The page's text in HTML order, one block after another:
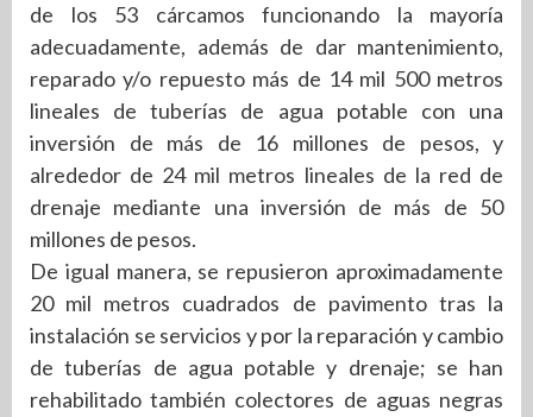
de los 53 cárcamos funcionando la mayoría
adecuadamente, además de dar mantenimiento,
reparado y/o repuesto más de 14 mil 500 metros
lineales de tuberías de agua potable con una
inversión de más de 16 millones de pesos, y
alrededor de 24 mil metros lineales de la red de
drenaje mediante una inversión de más de 50
millones de pesos.
De igual manera, se repusieron aproximadamente
20 mil metros cuadrados de pavimento tras la
instalación se servicios y por la reparación y cambio
de tuberías de agua potable y drenaje; se han
rehabilitado también colectores de aguas negras